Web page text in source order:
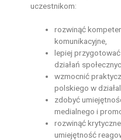
uczestnikom:
rozwinąć
komunikacyjne,
lepiej przygotować
działań
wzmocnić
polskiego w
zdobyć
medialnego i
rozwinąć
umiejętność